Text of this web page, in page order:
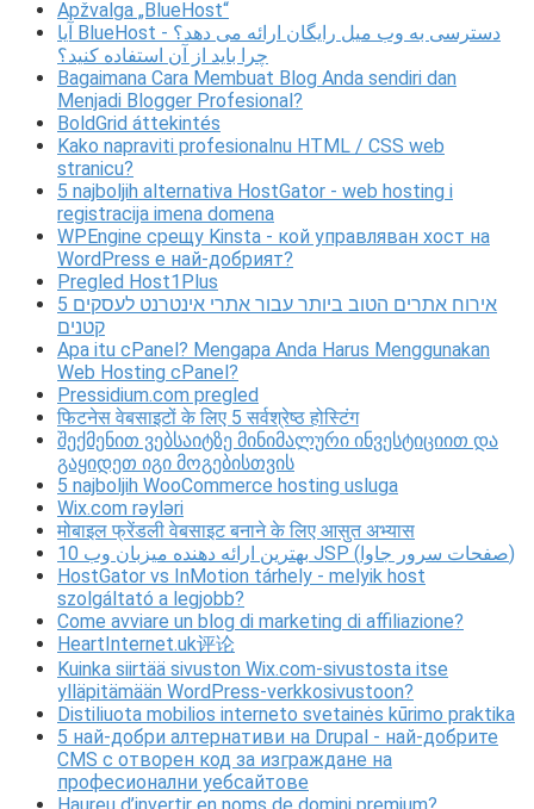
Apžvalga „BlueHost“
آیا BlueHost دسترسی به وب میل رایگان ارائه می دهد؟ -
چرا باید از آن استفاده کنید؟
Bagaimana Cara Membuat Blog Anda sendiri dan
Menjadi Blogger Profesional?
BoldGrid áttekintés
Kako napraviti profesionalnu HTML / CSS web
stranicu?
5 najboljih alternativa HostGator - web hosting i
registracija imena domena
WPEngine срещу Kinsta - кой управляван хост на
WordPress е най-добрият?
Pregled Host1Plus
5 אירוח אתרים הטוב ביותר עבור אתרי אינטרנט לעסקים
קטנים
Apa itu cPanel? Mengapa Anda Harus Menggunakan
Web Hosting cPanel?
Pressidium.com pregled
फिटनेस वेबसाइटों के लिए 5 सर्वश्रेष्ठ होस्टिंग
შექმენით ვებსაიტზე მინიმალური ინვესტიციით და
გაყიდეთ იგი მოგებისთვის
5 najboljih WooCommerce hosting usluga
Wix.com rəyləri
मोबाइल फ्रेंडली वेबसाइट बनाने के लिए आसुत अभ्यास
10 بهترین ارائه دهنده میزبان وب JSP (صفحات سرور جاوا)
HostGator vs InMotion tárhely - melyik host
szolgáltató a legjobb?
Come avviare un blog di marketing di affiliazione?
HeartInternet.uk评论
Kuinka siirtää sivuston Wix.com-sivustosta itse
ylläpitämään WordPress-verkkosivustoon?
Distiliuota mobilios interneto svetainės kūrimo praktika
5 най-добри алтернативи на Drupal - най-добрите
CMS с отворен код за изграждане на
професионални уебсайтове
Haureu d’invertir en noms de domini premium?